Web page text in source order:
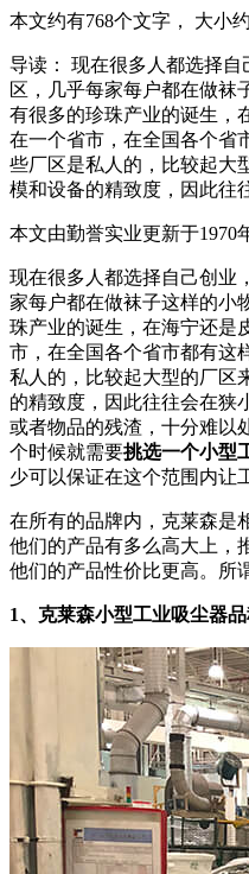
本文约有768个文字， 大小
导读： 现在很多人都选择
区，几乎每家每户都在做袜
有很多的珍珠产业的诞生，
在一个省市，在全国各个省
些厂区是私人的，比较起大
模和设备的精致度，因此往
本文由勤誉实业更新于1970
现在很多人都选择自己创业
家每户都在做袜子这样的小
珠产业的诞生，在海宁还是
市，在全国各个省市都有这
私人的，比较起大型的厂区
的精致度，因此往往会在狭
或者物品的残渣，十分难以
个时候就需要挑选一个小型
少可以保证在这个范围内让
在所有的品牌内，克莱森是
他们的产品有多么高大上，
他们的产品性价比更高。所
1、克莱森小型工业吸尘器